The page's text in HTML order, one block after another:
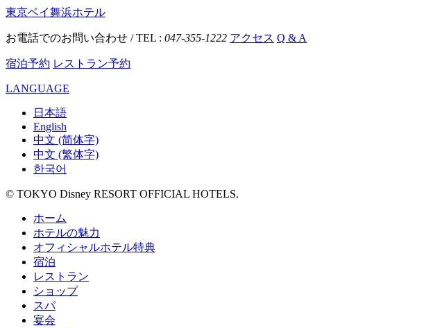
東京ベイ舞浜ホテル
お電話でのお問い合わせ / TEL : 047-355-1222 アクセス Q & A
宿泊予約 レストラン予約
LANGUAGE
日本語
English
中文 (简体字)
中文 (繁体字)
한국어
© TOKYO Disney RESORT OFFICIAL HOTELS.
ホーム
ホテルの魅力
オフィシャルホテル特典
宿泊
レストラン
ショップ
スパ
宴会